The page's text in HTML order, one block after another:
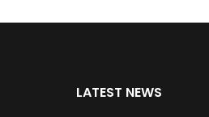
LATEST NEWS